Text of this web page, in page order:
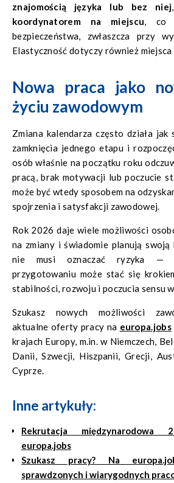
znajomością języka lub bez niej
koordynatorem na miejscu , co
bezpieczeństwa, zwłaszcza przy
Elastyczność dotyczy również miejsca
Nowa praca jako
życiu zawodowym
Zmiana kalendarza często działa jak
zamknięcia jednego etapu i
osób właśnie na początku roku
pracą, brak motywacji lub poczucie
może być wtedy sposobem na
spojrzenia i satysfakcji zawodowej.
Rok 2026 daje wiele możliwości
na zmiany i świadomie planują
nie musi oznaczać ryzyka —
przygotowaniu może stać się
stabilności, rozwoju i poczucia sensu
Szukasz nowych możliwości
aktualne oferty pracy na europa.jobs
krajach Europy, m.in. w Niemczech,
Danii, Szwecji, Hiszpanii, Grecji,
Cyprze.
Inne artykuły:
Rekrutacja
europa.jobs
Szukasz pracy? Na
sprawdzonych i wiarygodnych